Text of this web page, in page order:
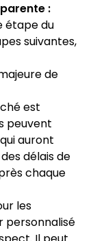
:
étape du
suivantes,
de
est
peuvent
auront
délais de
chaque
les
personnalisé